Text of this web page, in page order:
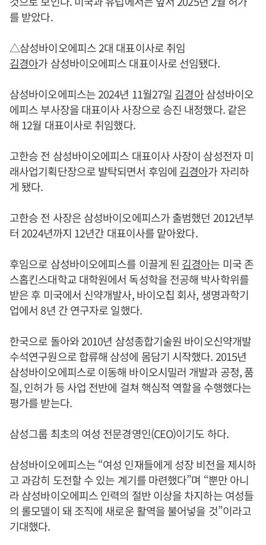
를 받았다.
△삼성바이오에피스 2대 대표이사로 취임
김경아가 삼성바이오에피스 대표이사로 선임됐다.
삼성바이오에피스는 2024년 11월27일 김경아삼성바이오
에피스 부사장을 대표이사 사장으로 승진 내정했다. 같은
해 12월 대표이사로 취임했다.
고한승 전 삼성바이오에피스 대표이사 사장이 삼성전자 미
래사업기획단장으로 발탁되면서 후임에 김경아가 자리하
게 됐다.
고한승 전 사장은 삼성바이오에피스가 출범했던 2012년부
터 2024년까지 12년간 대표이사를 맡아왔다.
후임으로 삼성바이오에피스를 이끌게 된 김경아는 미국 존
스홉킨스대학교 대학원에서 독성학을 전공해 박사학위를
받은 후 미국에서 신약개발사, 바이오칩 회사, 생명과학기
업에서 8년 간 연구자로 일했다.
한국으로 돌아와 2010년 삼성종합기술원 바이오신약개발
수석연구원으로 합류해 삼성에 몸담기 시작했다. 2015년
삼성바이오에피스로 이동해 바이오시밀러 개발과 공정, 품
질, 인허가 등 사업 전반에 걸쳐 핵심적 역할을 수행했다는
평가를 받는다.
삼성그룹 최초의 여성 전문경영인(CEO)이기도 하다.
삼성바이오에피스는 “여성 인재들에게 성장 비전을 제시하
고 과감히 도전할 수 있는 계기를 마련했다”며 “뿐만 아니
라 삼성바이오에피스 인력의 절반 이상을 차지하는 여성들
의 롤모델이 돼 조직에 새로운 활역을 불어넣을 것”이라고
기대했다.